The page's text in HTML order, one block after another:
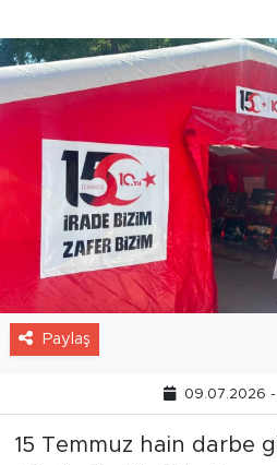
Paylaş
09.07.2026 -
15 Temmuz hain darbe